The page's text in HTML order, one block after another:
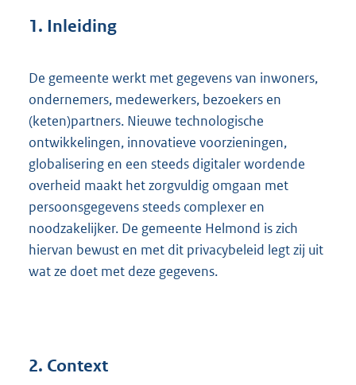
1. Inleiding
De gemeente werkt met gegevens van inwoners,
ondernemers, medewerkers, bezoekers en
(keten)partners. Nieuwe technologische
ontwikkelingen, innovatieve voorzieningen,
globalisering en een steeds digitaler wordende
overheid maakt het zorgvuldig omgaan met
persoonsgegevens steeds complexer en
noodzakelijker. De gemeente Helmond is zich
hiervan bewust en met dit privacybeleid legt zij uit
wat ze doet met deze gegevens.
2. Context